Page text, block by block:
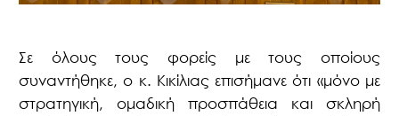
Σε όλους τους φορείς με τους οποίους
συναντήθηκε, ο κ. Κικίλιας επισήμανε ότι «μόνο με
στρατηγική, ομαδική προσπάθεια και σκληρή